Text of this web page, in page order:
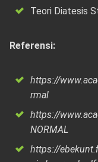
Teori Diatesis
Referensi:
https://
rmal
https://
NORMAL
https://